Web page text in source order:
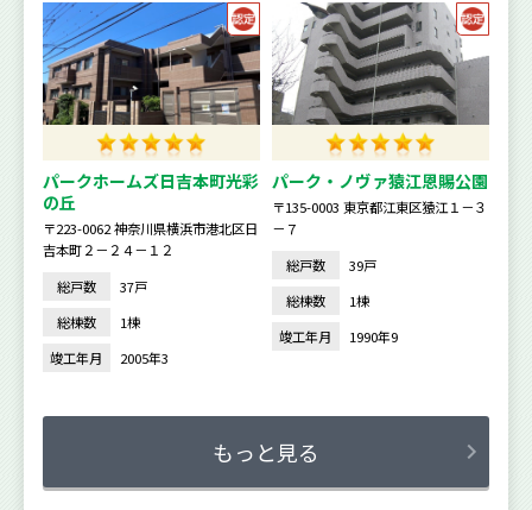
パークホームズ日吉本町光彩
の丘
〒223-0062 神奈川県横浜市港北区日
吉本町２－２４－１２
総戸数
37戸
総棟数
1棟
竣工年月
2005年3
パーク・ノヴァ猿江恩賜公園
〒135-0003 東京都江東区猿江１－３
－７
総戸数
39戸
総棟数
1棟
竣工年月
1990年9
もっと見る